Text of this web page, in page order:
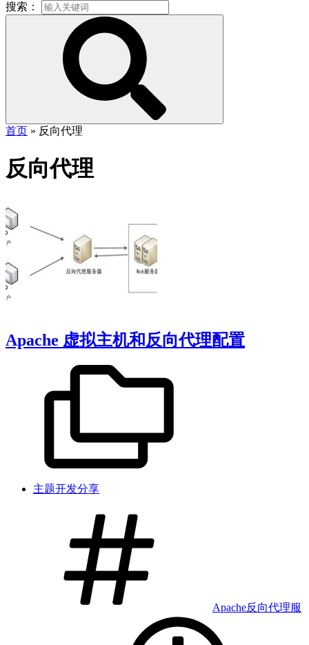
搜索：
首页 » 反向代理
反向代理
Apache 虚拟主机和反向代理配置
主题开发分享
Apache反向代理服